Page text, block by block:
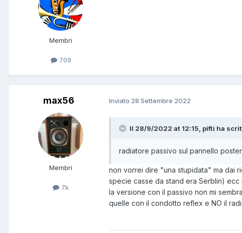
Membri
709
max56
Membri
7k
Inviato 28 Settembre 2022
Il 28/9/2022 at 12:15, pifti ha
radiatore passivo sul pannello
non vorrei dire "una stupidata" ma dai
specie casse da stand era Serblin) ecc
la versione con il passivo non mi
quelle con il condotto reflex e NO il